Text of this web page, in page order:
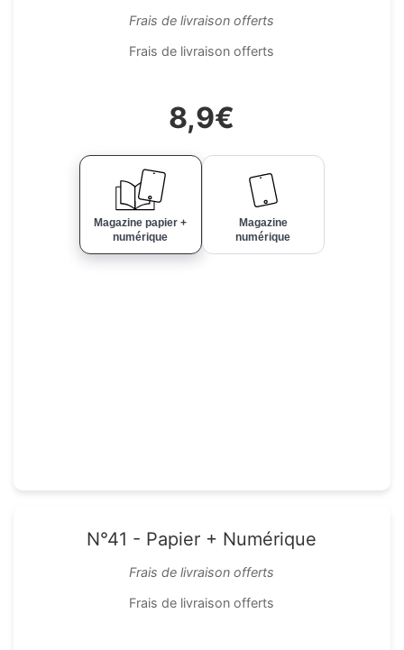
Frais de livraison offerts
Frais de livraison offerts
8,9€
Magazine papier +
numérique
Magazine
numérique
N°41 - Papier + Numérique
Frais de livraison offerts
Frais de livraison offerts